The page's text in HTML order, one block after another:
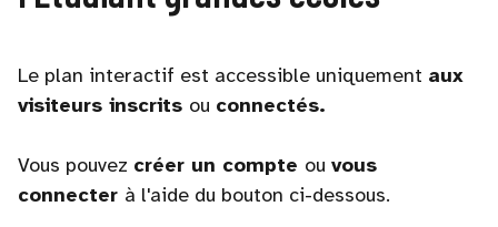
Le plan interactif est accessible uniquement aux
visiteurs inscrits ou connectés.
Vous pouvez créer un compte ou vous
connecter à l'aide du bouton ci-dessous.